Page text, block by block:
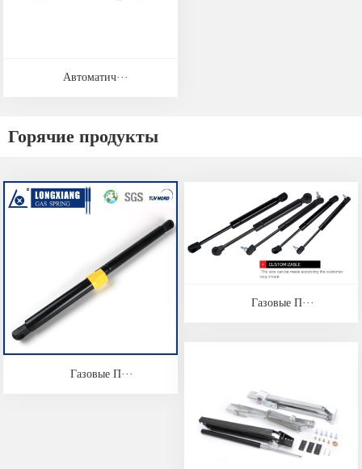
Автоматич···
Горячие продукты
Газовые П···
Газовые П···